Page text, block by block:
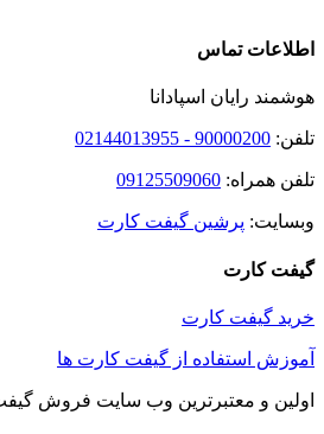
اطلاعات تماس
هوشمند رایان اسپادانا
تلفن: 90000200 - 02144013955
تلفن همراه: 09125509060
وبسایت: پرشین گیفت کارت
گیفت کارت
خرید گیفت کارت
آموزش استفاده از گیفت کارت ها
اولین و معتبرترین وب سایت فروش